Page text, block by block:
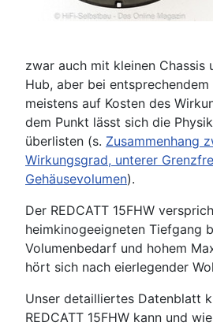
zwar auch mit kleinen Chassis
Hub, aber bei
meistens auf Kosten des
dem Punkt lässt sich die
überlisten (s. Zusammenhang
Wirkungsgrad, unterer
Gehäusevolumen).
Der REDCATT 15FHW
heimkinogeeigneten Tiefgang
Volumenbedarf und hohem
hört sich nach eierlegender
Unser detailliertes Datenblatt
REDCATT 15FHW kann und